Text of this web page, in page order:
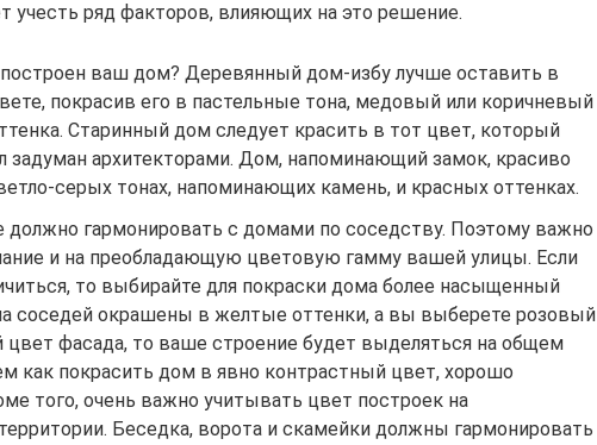
учесть ряд факторов, влияющих на это решение.
ваш дом? Деревянный дом-избу лучше оставить в
покрасив его в пастельные тона, медовый или коричневый
Старинный дом следует красить в тот цвет, который
задуман архитекторами. Дом, напоминающий замок, красиво
серых тонах, напоминающих камень, и красных оттенках.
должно гармонировать с домами по соседству. Поэтому важно
и на преобладающую цветовую гамму вашей улицы. Если
то выбирайте для покраски дома более насыщенный
соседей окрашены в желтые оттенки, а вы выберете розовый
цвет фасада, то ваше строение будет выделяться на общем
как покрасить дом в явно контрастный цвет, хорошо
того, очень важно учитывать цвет построек на
Беседка, ворота и скамейки должны гармонировать